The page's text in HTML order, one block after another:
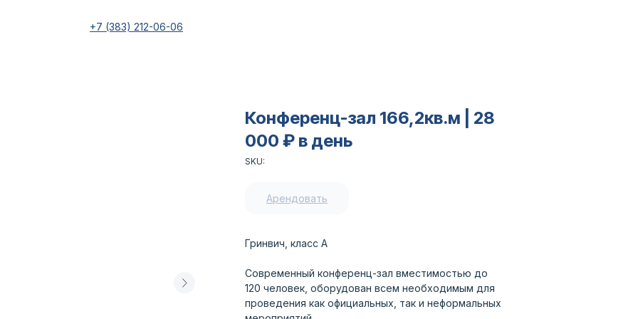
+7 (383) 212-06-06
Конференц-зал 166,2кв.м | 28
000 ₽ в день
SKU:
Арендовать
Гринвич, класс А
Современный конференц-зал вместимостью до
120 человек, оборудован всем необходимым для
проведения как официальных, так и неформальных